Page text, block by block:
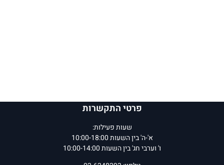
פרטי התקשרות
שעות פעילות:
א'-ה' בין השעות 10:00-18:00
ו' וערבי חג' בין השעות 10:00-14:00